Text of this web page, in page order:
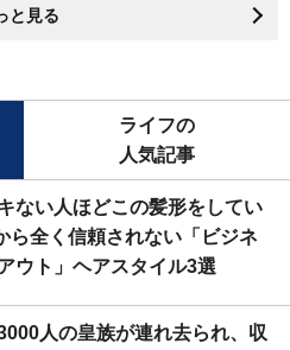
と見る
ライフの
人気記事
ない人ほどこの髪形をしてい
ら全く信頼されない「ビジネ
ウト」ヘアスタイル3選
人の皇族が連れ去られ、収